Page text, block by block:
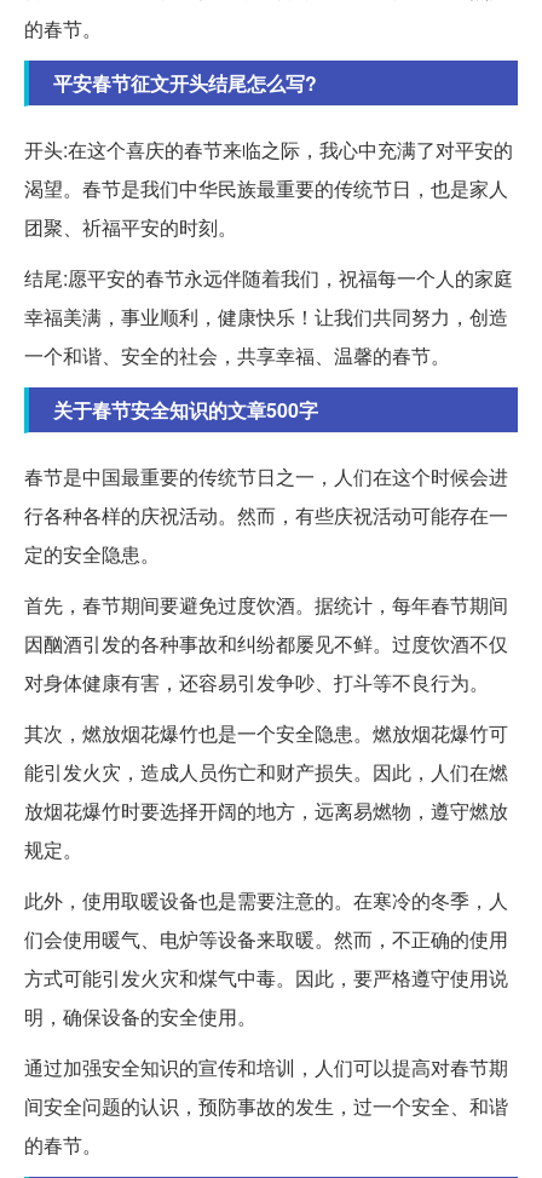
的春节。
平安春节征文开头结尾怎么写?
开头:在这个喜庆的春节来临之际，我心中充满了对平安的
渴望。春节是我们中华民族最重要的传统节日，也是家人
团聚、祈福平安的时刻。
结尾:愿平安的春节永远伴随着我们，祝福每一个人的家庭
幸福美满，事业顺利，健康快乐！让我们共同努力，创造
一个和谐、安全的社会，共享幸福、温馨的春节。
关于春节安全知识的文章500字
春节是中国最重要的传统节日之一，人们在这个时候会进
行各种各样的庆祝活动。然而，有些庆祝活动可能存在一
定的安全隐患。
首先，春节期间要避免过度饮酒。据统计，每年春节期间
因酗酒引发的各种事故和纠纷都屡见不鲜。过度饮酒不仅
对身体健康有害，还容易引发争吵、打斗等不良行为。
其次，燃放烟花爆竹也是一个安全隐患。燃放烟花爆竹可
能引发火灾，造成人员伤亡和财产损失。因此，人们在燃
放烟花爆竹时要选择开阔的地方，远离易燃物，遵守燃放
规定。
此外，使用取暖设备也是需要注意的。在寒冷的冬季，人
们会使用暖气、电炉等设备来取暖。然而，不正确的使用
方式可能引发火灾和煤气中毒。因此，要严格遵守使用说
明，确保设备的安全使用。
通过加强安全知识的宣传和培训，人们可以提高对春节期
间安全问题的认识，预防事故的发生，过一个安全、和谐
的春节。